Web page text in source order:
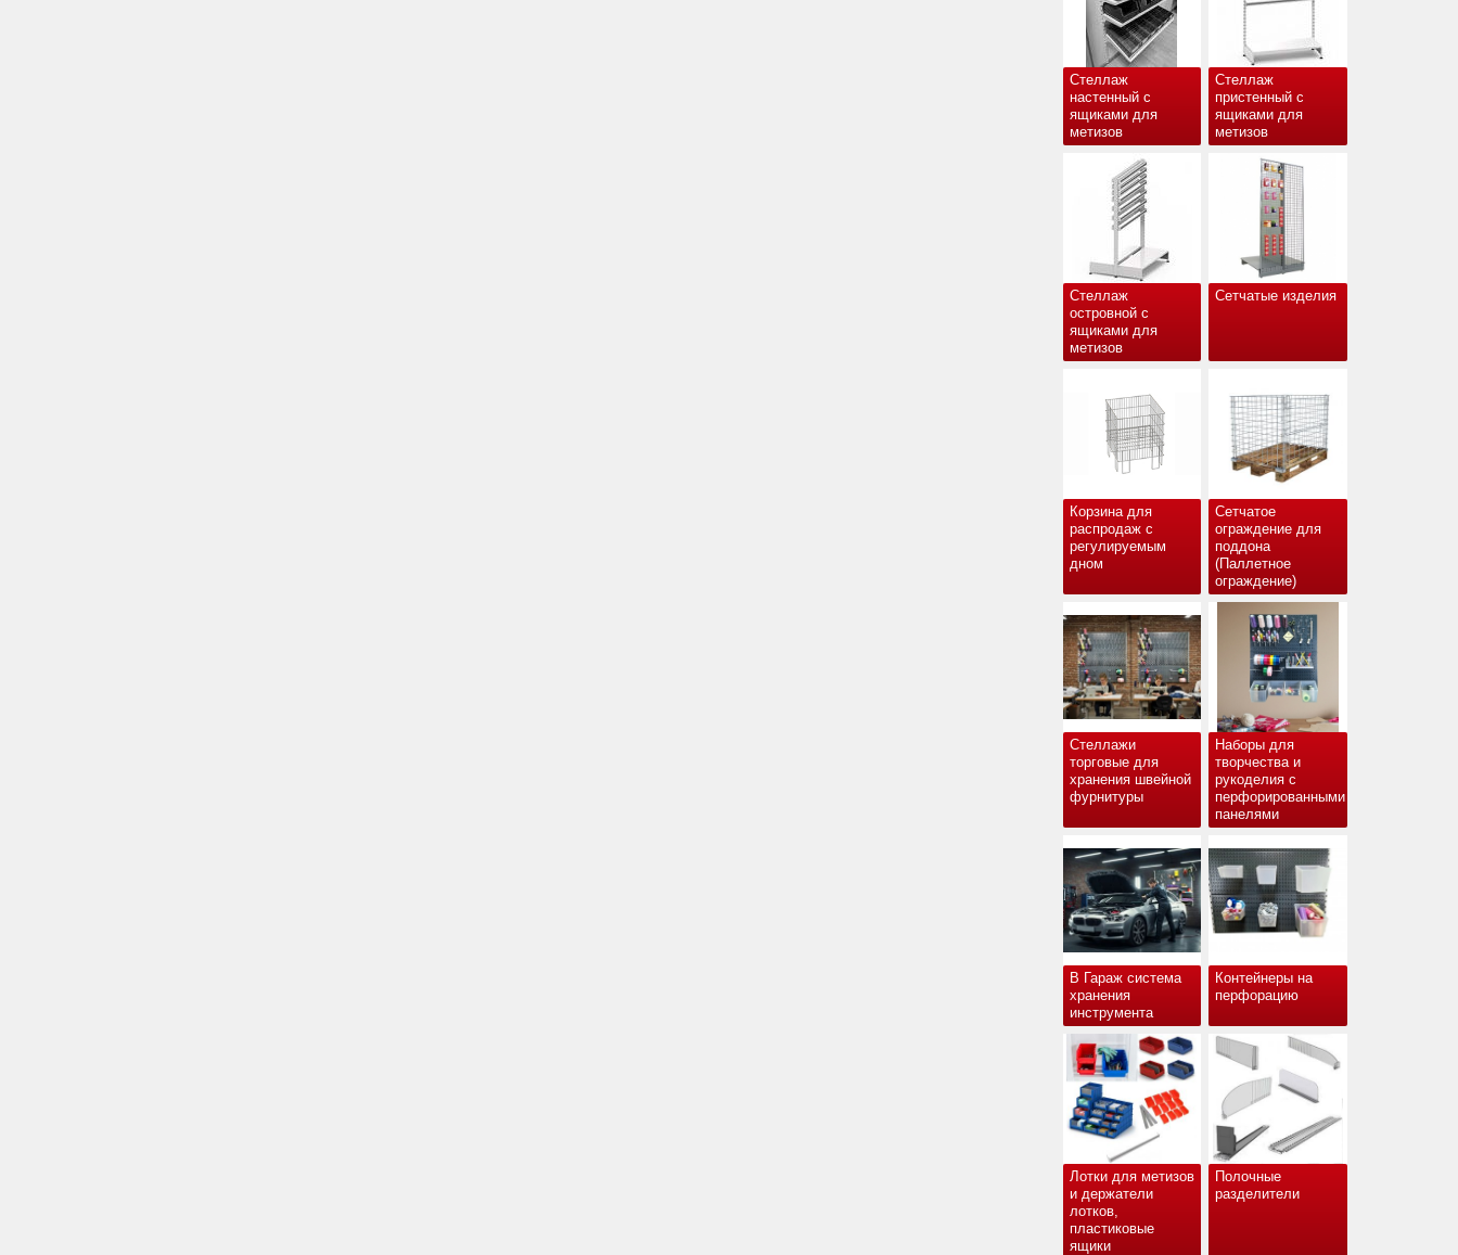
Стеллаж
настенный с
ящиками для
метизов
Стеллаж
пристенный с
ящиками для
метизов
Стеллаж
островной с
ящиками для
метизов
Сетчатые изделия
Корзина для
распродаж с
регулируемым
дном
Сетчатое
ограждение для
поддона
(Паллетное
ограждение)
Стеллажи
торговые для
хранения швейной
фурнитуры
Наборы для
творчества и
рукоделия с
перфорированными
панелями
В Гараж система
хранения
инструмента
Контейнеры на
перфорацию
Лотки для метизов
и держатели
лотков,
пластиковые
ящики
Полочные
разделители